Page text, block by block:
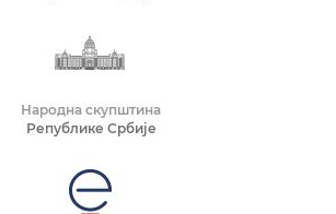
Народна скупштина
Републике Србије